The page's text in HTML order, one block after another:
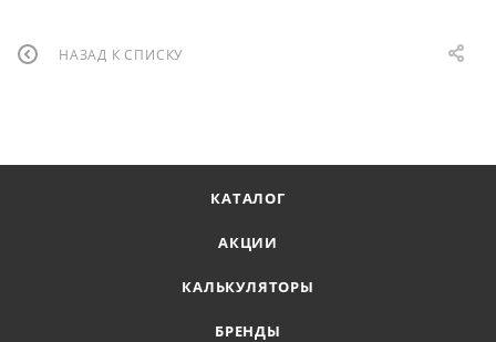
НАЗАД К СПИСКУ
КАТАЛОГ
АКЦИИ
КАЛЬКУЛЯТОРЫ
БРЕНДЫ